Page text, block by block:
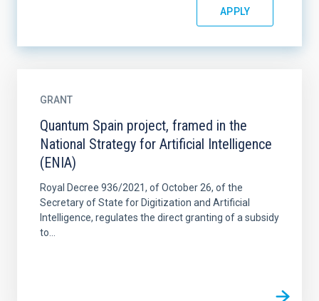
GRANT
Quantum Spain project, framed in the
National Strategy for Artificial Intelligence
(ENIA)
Royal Decree 936/2021, of October 26, of the
Secretary of State for Digitization and Artificial
Intelligence, regulates the direct granting of a subsidy
to...